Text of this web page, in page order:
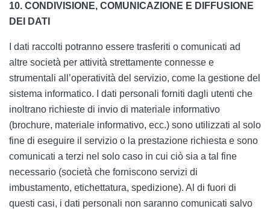
10. CONDIVISIONE, COMUNICAZIONE E DIFFUSIONE
DEI DATI
I dati raccolti potranno essere trasferiti o comunicati ad
altre società per attività strettamente connesse e
strumentali all’operatività del servizio, come la gestione del
sistema informatico. I dati personali forniti dagli utenti che
inoltrano richieste di invio di materiale informativo
(brochure, materiale informativo, ecc.) sono utilizzati al solo
fine di eseguire il servizio o la prestazione richiesta e sono
comunicati a terzi nel solo caso in cui ciò sia a tal fine
necessario (società che forniscono servizi di
imbustamento, etichettatura, spedizione). Al di fuori di
questi casi, i dati personali non saranno comunicati salvo